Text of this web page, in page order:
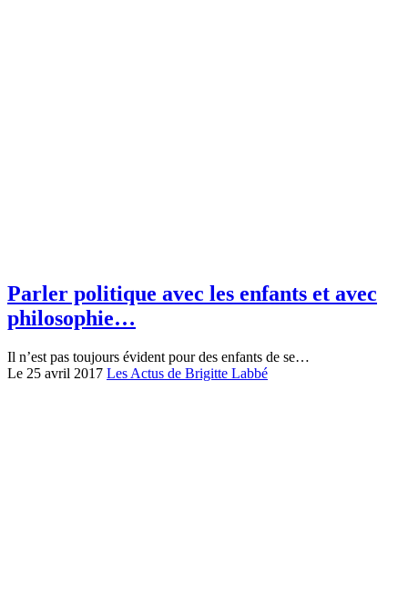
Parler politique avec les enfants et avec
philosophie…
Il n’est pas toujours évident pour des enfants de se…
Le 25 avril 2017 Les Actus de Brigitte Labbé